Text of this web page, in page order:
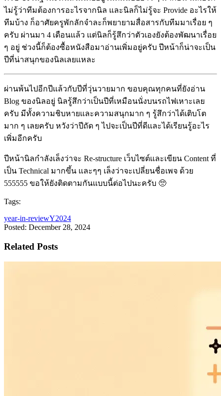
ไม่รู้ว่าทีมต้องการอะไรจากนิล และนิลก็ไม่รู้จะ Provide อะไรให้
ทีมบ้าง ก็อาศัยครูพักลักจำละก็พยายามสื่อสารกับทีมมาเรื่อย ๆ
ครับ ผ่านมา 4 เดือนแล้ว แต่นิลก็รู้สึกว่าตัวเองยังต้องพัฒนาเรื่อย
ๆ อยู่ ช่วงนี้ก็ต้องซื้อหนังสือมาอ่านเพิ่มอยู่ครับ ปีหน้าก็น่าจะเป็น
ปีที่น่าสนุกของนิลเลยแหละ
ผ่านพ้นไปอีกปีแล้วกับปีที่วุ่นวายมาก ขอบคุณทุกคนที่ยังอ่าน
Blog ของนิลอยู่ นิลรู้สึกว่าเป็นปีที่เหมือนนั่งบนรถไฟเหาะเลย
ครับ มีทั้งความชิบหายและความสนุกมาก ๆ รู้สึกว่าได้เติบโต
มาก ๆ เลยครับ หวังว่าปีถัด ๆ ไปจะเป็นปีที่ดีและได้เรียนรู้อะไร
เพิ่มอีกครับ
ปีหน้านิลกำลังเล็งว่าจะ Re-structure เว็บไซต์และเขียน Content ที่
เป็น Technical มากขึ้น และๆๆ เล็งว่าจะเปลี่ยนชื่อเพจ ด้วย
555555 ขอให้ยังติดตามกันแบบนี้ต่อไปนะครับ 🥺
Tags:
year-in-reviewY2024
Posted: December 28, 2024
Related Posts